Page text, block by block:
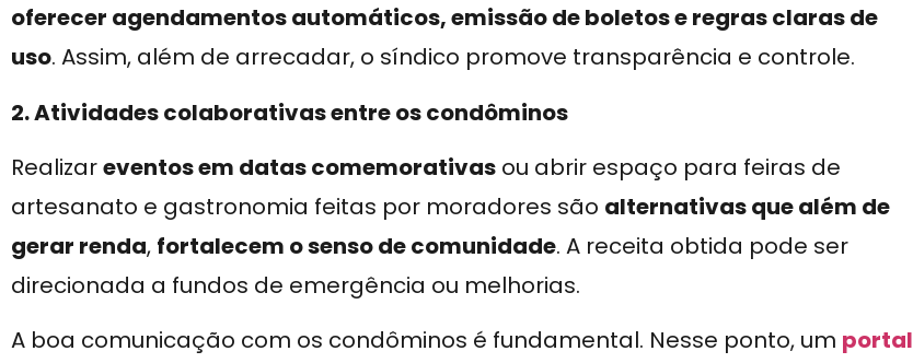
oferecer agendamentos automáticos, emissão de boletos e regras claras de
uso. Assim, além de arrecadar, o síndico promove transparência e controle.
2. Atividades colaborativas entre os condôminos
Realizareventos em datas comemorativas ou abrir espaço para feiras de
artesanato e gastronomia feitas por moradores são alternativas que além de
gerar renda, fortalecem o senso de comunidade. A receita obtida pode ser
direcionada a fundos de emergência ou melhorias.
A boa comunicação com os condôminos é fundamental. Nesse ponto, um portal